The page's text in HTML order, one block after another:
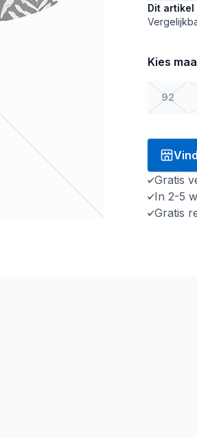
Dit
Kies
92
Gratis
In 2-5
Gratis